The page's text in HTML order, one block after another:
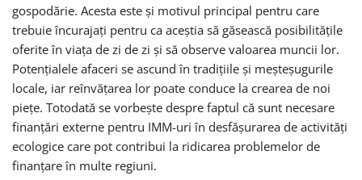
gospodărie. Acesta este și motivul principal pentru care
trebuie încurajați pentru ca aceștia să găsească posibilitățile
oferite în viața de zi de zi și să observe valoarea muncii lor.
Potențialele afaceri se ascund în tradițiile și meșteșugurile
locale, iar reînvățarea lor poate conduce la crearea de noi
piețe. Totodată se vorbește despre faptul că sunt necesare
finanțări externe pentru IMM-uri în desfășurarea de activități
ecologice care pot contribui la ridicarea problemelor de
finanțare în multe regiuni.